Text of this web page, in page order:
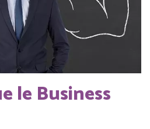
le Business